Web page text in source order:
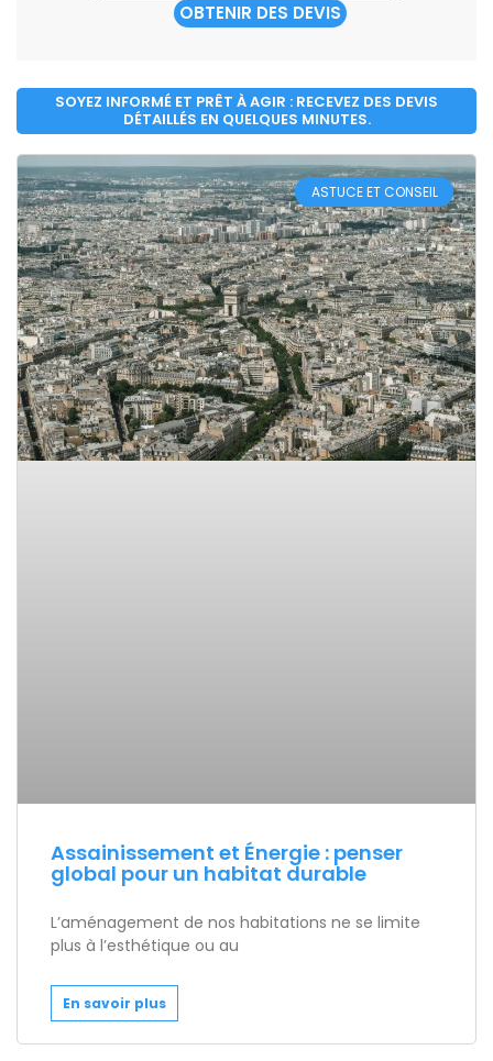
OBTENIR DES DEVIS
SOYEZ INFORMÉ ET PRÊT À AGIR : RECEVEZ DES DEVIS
DÉTAILLÉS EN QUELQUES MINUTES.
ASTUCE ET CONSEIL
Assainissement et Énergie : penser
global pour un habitat durable
L’aménagement de nos habitations ne se limite
plus à l’esthétique ou au
En savoir plus